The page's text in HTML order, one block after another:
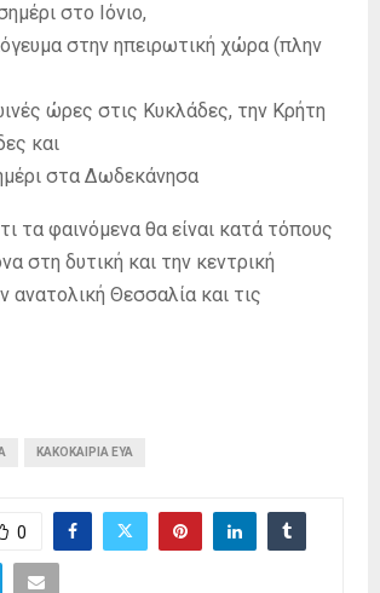
στο Ιόνιο,
στην ηπειρωτική χώρα (πλην
ώρες στις Κυκλάδες, την Κρήτη
και
στα Δωδεκάνησα
τα φαινόμενα θα είναι κατά τόπους
στη δυτική και την κεντρική
ανατολική Θεσσαλία και τις
ΚΑΚΟΚΑΙΡΊΑ ΕΎΑ
0